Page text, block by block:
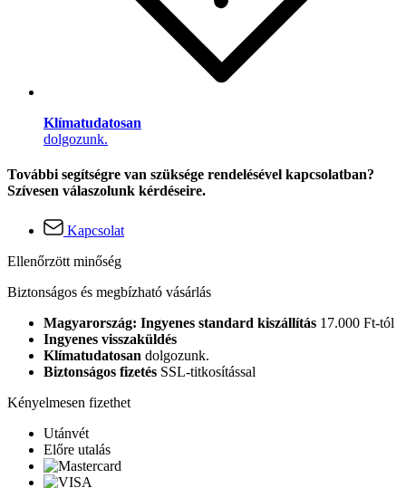
Klímatudatosan
dolgozunk.
További segítségre van szüksége rendelésével kapcsolatban?
Szívesen válaszolunk kérdéseire.
Kapcsolat
Ellenőrzött minőség
Biztonságos és megbízható vásárlás
Magyarország: Ingyenes standard kiszállítás 17.000 Ft-tól
Ingyenes visszaküldés
Klímatudatosan dolgozunk.
Biztonságos fizetés SSL-titkosítással
Kényelmesen fizethet
Utánvét
Előre utalás